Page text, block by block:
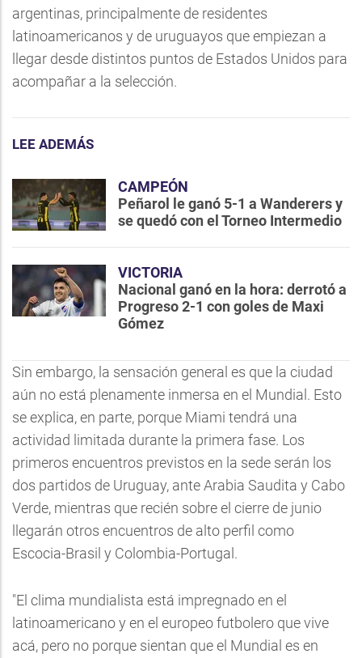
argentinas, principalmente de residentes
latinoamericanos y de uruguayos que empiezan a
llegar desde distintos puntos de Estados Unidos para
acompañar a la selección.
LEE ADEMÁS
CAMPEÓN
Peñarol le ganó 5-1 a Wanderers y
se quedó con el Torneo Intermedio
VICTORIA
Nacional ganó en la hora: derrotó a
Progreso 2-1 con goles de Maxi
Gómez
Sin embargo, la sensación general es que la ciudad
aún no está plenamente inmersa en el Mundial. Esto
se explica, en parte, porque Miami tendrá una
actividad limitada durante la primera fase. Los
primeros encuentros previstos en la sede serán los
dos partidos de Uruguay, ante Arabia Saudita y Cabo
Verde, mientras que recién sobre el cierre de junio
llegarán otros encuentros de alto perfil como
Escocia-Brasil y Colombia-Portugal.
"El clima mundialista está impregnado en el
latinoamericano y en el europeo futbolero que vive
acá, pero no porque sientan que el Mundial es en